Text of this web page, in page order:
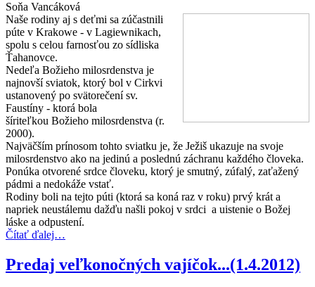
Soňa Vancáková
Naše rodiny aj s deťmi sa zúčastnili
púte v Krakowe - v Lagiewnikach,
spolu s celou farnosťou zo sídliska
Ťahanovce.
Nedeľa Božieho milosrdenstva je
najnovší sviatok, ktorý bol v Cirkvi
ustanovený po svätorečení sv.
Faustíny - ktorá bola
šíriteľkou Božieho milosrdenstva (r.
2000).
Najväčším prínosom tohto sviatku je, že Ježiš ukazuje na svoje
milosrdenstvo ako na jedinú a poslednú záchranu každého človeka.
Ponúka otvorené srdce človeku, ktorý je smutný, zúfalý, zaťažený
pádmi a nedokáže vstať.
Rodiny boli na tejto púti (ktorá sa koná raz v roku) prvý krát a
napriek neustálemu dažďu našli pokoj v srdci a uistenie o Božej
láske a odpustení.
Čítať ďalej…
Predaj veľkonočných vajíčok...(1.4.2012)